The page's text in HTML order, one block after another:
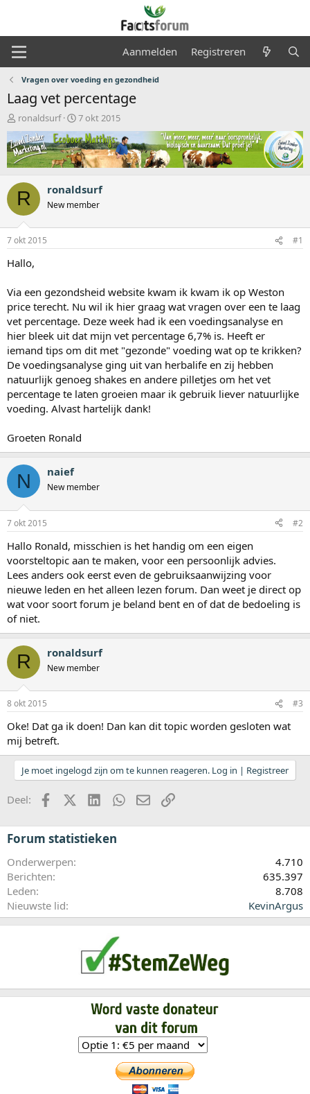
Aanmelden Registreren
Vragen over voeding en gezondheid
Laag vet percentage
O
n
d
e
r
w
e
r
p
s
t
r
e
r
ronaldsurf
S
t
a
r
t
a
t
m
7 okt 2015
R ronaldsurf
New member
7 okt 2015 #1
Hallo,
Via een gezondsheid website kwam ik kwam ik op Weston
price terecht. Nu wil ik hier graag wat vragen over een te laag
vet percentage. Deze week had ik een voedingsanalyse en
hier bleek uit dat mijn vet percentage 6,7% is. Heeft er
iemand tips om dit met "gezonde" voeding wat op te krikken?
De voedingsanalyse ging uit van herbalife en zij hebben
natuurlijk genoeg shakes en andere pilletjes om het vet
percentage te laten groeien maar ik gebruik liever natuurlijke
voeding. Alvast hartelijk dank!
Groeten Ronald
N naief
New member
7 okt 2015 #2
Hallo Ronald, misschien is het handig om een eigen
voorsteltopic aan te maken, voor een persoonlijk advies.
Lees anders ook eerst even de gebruiksaanwijzing voor
nieuwe leden en het alleen lezen forum. Dan weet je direct op
wat voor soort forum je beland bent en of dat de bedoeling is
of niet.
R ronaldsurf
New member
8 okt 2015 #3
Oke! Dat ga ik doen! Dan kan dit topic worden gesloten wat
mij betreft.
Je moet ingelogd zijn om te kunnen reageren. Log in | Registreer
Deel: FacebookX (Twitter)LinkedInWhatsApp
E-mailkoppeling
Forum statistieken
Onderwerpen
4.710
Berichten
635.397
Leden
8.708
Nieuwste lid
KevinArgus